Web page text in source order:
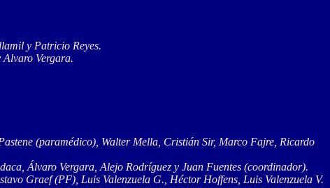
y Patricio Reyes.
Vergara.
(paramédico), Walter Mella, Cristián Sir, Marco Fajre, Ricardo
Álvaro Vergara, Alejo Rodríguez y Juan Fuentes (coordinador).
Graef (PF), Luis Valenzuela G., Héctor Hoffens, Luis Valenzuela V.